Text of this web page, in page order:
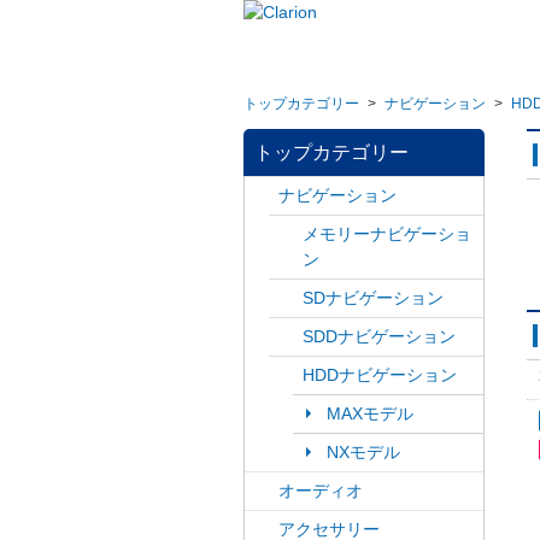
トップカテゴリー > ナビゲーション >
トップカテゴリー
ナビゲーション
メモリーナビゲーショ
ン
SDナビゲーション
SDDナビゲーション
HDDナビゲーション
MAXモデル
NXモデル
オーディオ
アクセサリー